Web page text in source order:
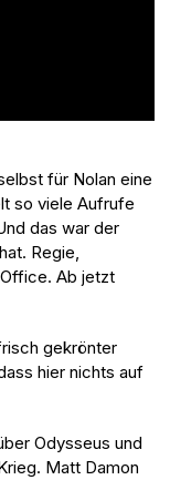
für Nolan eine
so viele Aufrufe
das war der
Regie,
Ab jetzt
gekrönter
hier nichts auf
Odysseus und
Matt Damon